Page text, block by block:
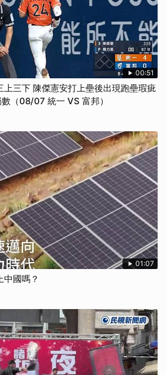
00:51
上三下 陳傑憲安打上壘後出現跑壘瑕疵
（08/07 統一 VS 富邦）
01:07
中國嗎？